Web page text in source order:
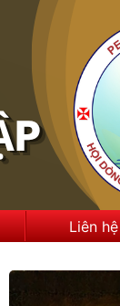
Liên hệ